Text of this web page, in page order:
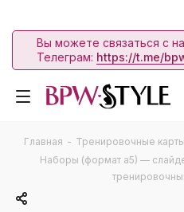
Вы можете связаться с
Телеграм: https://t.me/
Главная - Тренировочные
Наборы (формат а5) —